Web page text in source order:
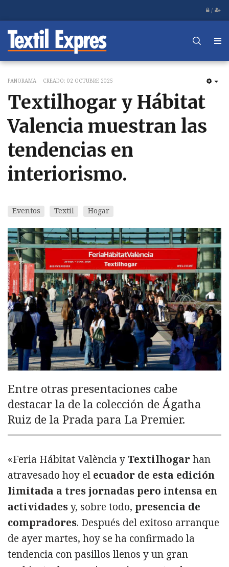
/
PANORAMA CREADO: 02 OCTUBRE 2025
Textilhogar y Hábitat
Valencia muestran las
tendencias en
interiorismo.
Eventos Textil Hogar
Entre otras presentaciones cabe
destacar la de la colección de Ágatha
Ruiz de la Prada para La Premier.
«Feria Hábitat València yTextilhogarhan
atravesado hoy el ecuador de esta edición
limitada a tres jornadas pero intensa en
actividadesy, sobre todo, presencia de
compradores. Después del exitoso arranque
de ayer martes, hoy se ha confirmado la
tendencia con pasillos llenos y un gran